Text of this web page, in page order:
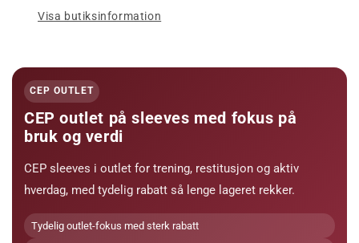
Visa butiksinformation
CEP OUTLET
CEP outlet på sleeves med fokus på
bruk og verdi
CEP sleeves i outlet for trening, restitusjon og aktiv
hverdag, med tydelig rabatt så lenge lageret rekker.
Tydelig outlet-fokus med sterk rabatt